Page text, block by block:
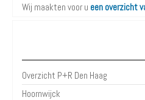
Wij maakten voor u een overzicht
Overzicht P+R Den Haag
Hoornwijck